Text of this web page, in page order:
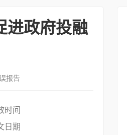
进政府投融
报告
时间
日期